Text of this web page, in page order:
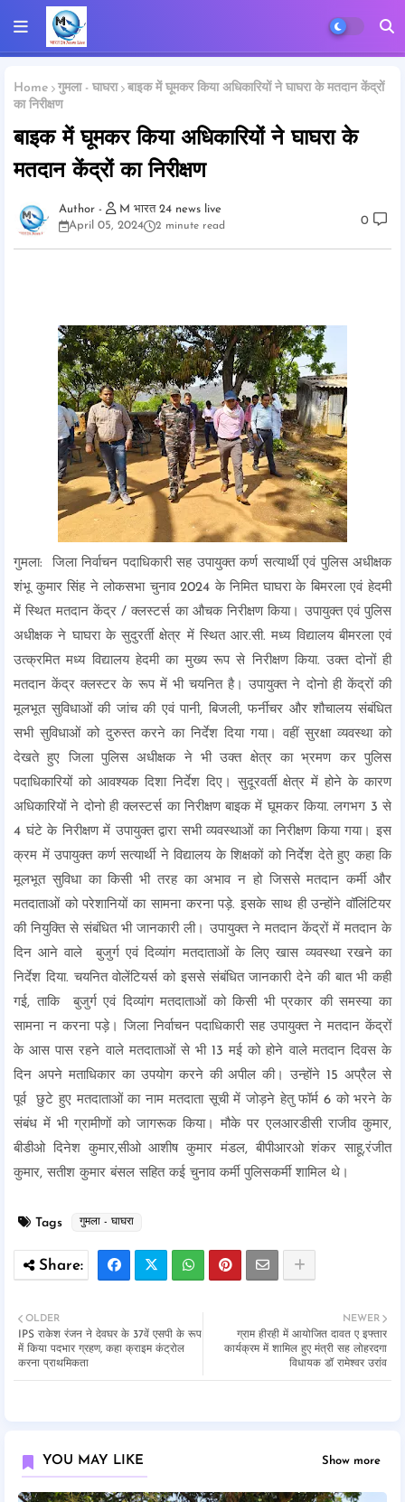
Home गुमला - घाघरा
बाइक में घूमकर किया अधिकारियों ने घाघरा के मतदान केंद्रों
का निरीक्षण
बाइक में घूमकर किया अधिकारियों ने घाघरा के
मतदान केंद्रों का निरीक्षण
M भारत 24 news live
April 05, 2024
2 minute read 0
गुमला: जिला निर्वाचन पदाधिकारी सह उपायुक्त कर्ण सत्यार्थी एवं पुलिस अधीक्षक
शंभू कुमार सिंह ने लोकसभा चुनाव 2024 के निमित घाघरा के बिमरला एवं हेदमी
में स्थित मतदान केंद्र / क्लस्टर्स का औचक निरीक्षण किया। उपायुक्त एवं पुलिस
अधीक्षक ने घाघरा के सुदुरर्ती क्षेत्र में स्थित आर.सी. मध्य विद्यालय बीमरला एवं
उत्क्रमित मध्य विद्यालय हेदमी का मुख्य रूप से निरीक्षण किया. उक्त दोनों ही
मतदान केंद्र क्लस्टर के रूप में भी चयनित है। उपायुक्त ने दोनो ही केंद्रों की
मूलभूत सुविधाओं की जांच की एवं पानी, बिजली, फर्नीचर और शौचालय संबंधित
सभी सुविधाओं को दुरुस्त करने का निर्देश दिया गया। वहीं सुरक्षा व्यवस्था को
देखते हुए जिला पुलिस अधीक्षक ने भी उक्त क्षेत्र का भ्रमण कर पुलिस
पदाधिकारियों को आवश्यक दिशा निर्देश दिए। सुदूरवर्ती क्षेत्र में होने के कारण
अधिकारियों ने दोनो ही क्लस्टर्स का निरीक्षण बाइक में घूमकर किया. लगभग 3 से
4 घंटे के निरीक्षण में उपायुक्त द्वारा सभी व्यवस्थाओं का निरीक्षण किया गया। इस
क्रम में उपायुक्त कर्ण सत्यार्थी ने विद्यालय के शिक्षकों को निर्देश देते हुए कहा कि
मूलभूत सुविधा का किसी भी तरह का अभाव न हो जिससे मतदान कर्मी और
मतदाताओं को परेशानियों का सामना करना पड़े. इसके साथ ही उन्होंने वॉलिंटियर
की नियुक्ति से संबंधित भी जानकारी ली। उपायुक्त ने मतदान केंद्रों में मतदान के
दिन आने वाले बुजुर्ग एवं दिव्यांग मतदाताओं के लिए खास व्यवस्था रखने का
निर्देश दिया. चयनित वोलेंटियर्स को इससे संबंधित जानकारी देने की बात भी कही
गई, ताकि बुजुर्ग एवं दिव्यांग मतदाताओं को किसी भी प्रकार की समस्या का
सामना न करना पड़े। जिला निर्वाचन पदाधिकारी सह उपायुक्त ने मतदान केंद्रों
के आस पास रहने वाले मतदाताओं से भी 13 मई को होने वाले मतदान दिवस के
दिन अपने मताधिकार का उपयोग करने की अपील की। उन्होंने 15 अप्रैल से
पूर्व छुटे हुए मतदाताओं का नाम मतदाता सूची में जोड़ने हेतु फॉर्म 6 को भरने के
संबंध में भी ग्रामीणों को जागरूक किया। मौके पर एलआरडीसी राजीव कुमार,
बीडीओ दिनेश कुमार,सीओ आशीष कुमार मंडल, बीपीआरओ शंकर साहू,रंजीत
कुमार, सतीश कुमार बंसल सहित कई चुनाव कर्मी पुलिसकर्मी शामिल थे।
Tags गुमला - घाघरा
NEWER
ग्राम हीरही में आयोजित दावत ए इफ्तार
कार्यक्रम में शामिल हुए मंत्री सह लोहरदगा
विधायक डॉ रामेश्वर उरांव
OLDER
IPS राकेश रंजन ने देवघर के 37वें एसपी के रूप
में किया पदभार ग्रहण, कहा क्राइम कंट्रोल
करना प्राथमिकता
YOU MAY LIKE Show more